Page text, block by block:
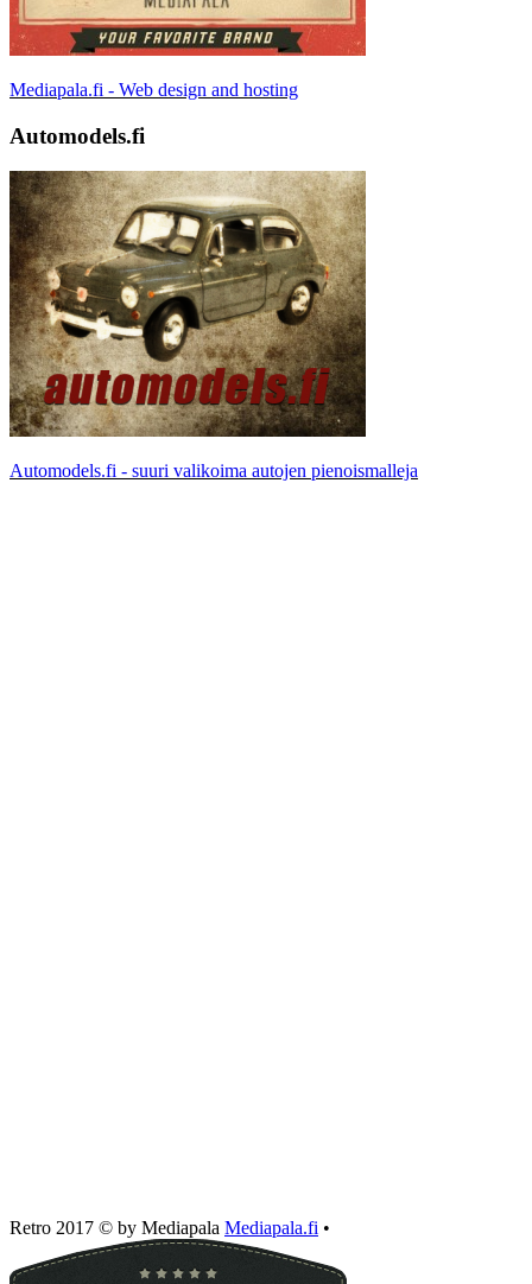
Mediapala.fi - Web design and hosting
Automodels.fi
Automodels.fi - suuri valikoima autojen pienoismalleja
Retro 2017 © by Mediapala Mediapala.fi •